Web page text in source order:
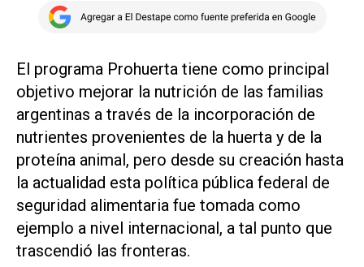
El programa Prohuerta tiene como principal
objetivo mejorar la nutrición de las familias
argentinas a través de la incorporación de
nutrientes provenientes de la huerta y de la
proteína animal, pero desde su creación hasta
la actualidad esta política pública federal de
seguridad alimentaria fue tomada como
ejemplo a nivel internacional, a tal punto que
trascendió las fronteras.